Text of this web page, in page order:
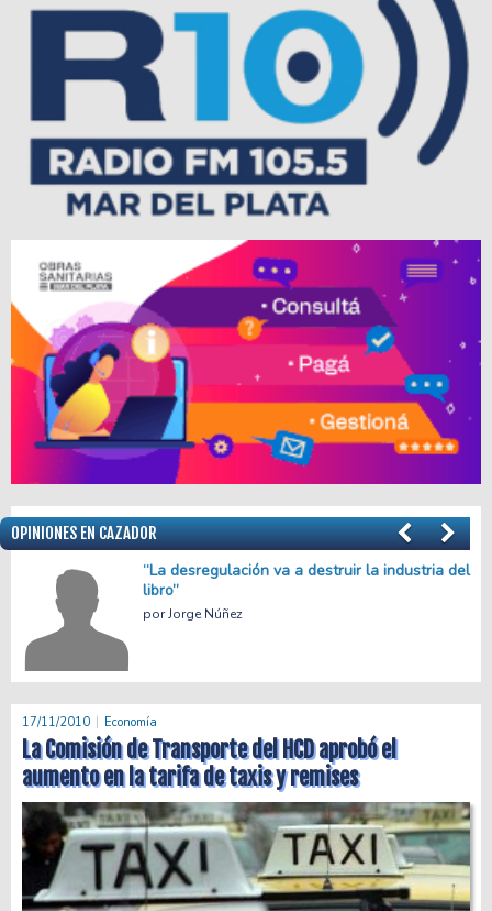
OPINIONES EN CAZADOR
Menos empleo, más precariedad
Facundo Apache Villalba
17/11/2010 Economía
La Comisión de Transporte del HCD aprobó el
aumento en la tarifa de taxis y remises